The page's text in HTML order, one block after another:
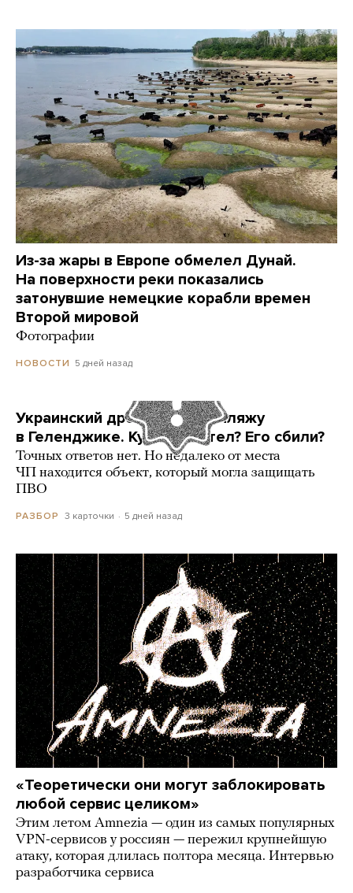
Из-за жары в Европе обмелел Дунай.
На поверхности реки показались
затонувшие немецкие корабли времен
Второй мировой
Фотографии
НОВОСТИ 5 дней назад
Украинский дрон попал по пляжу
в Геленджике. Куда он летел? Его сбили?
Точных ответов нет. Но недалеко от места
ЧП находится объект, который могла защищать
ПВО
РАЗБОР 3 карточки 5 дней назад
«Теоретически они могут заблокировать
любой сервис целиком»
Этим летом Amnezia — один из самых популярных
VPN-сервисов у россиян — пережил крупнейшую
атаку, которая длилась полтора месяца. Интервью
разработчика сервиса